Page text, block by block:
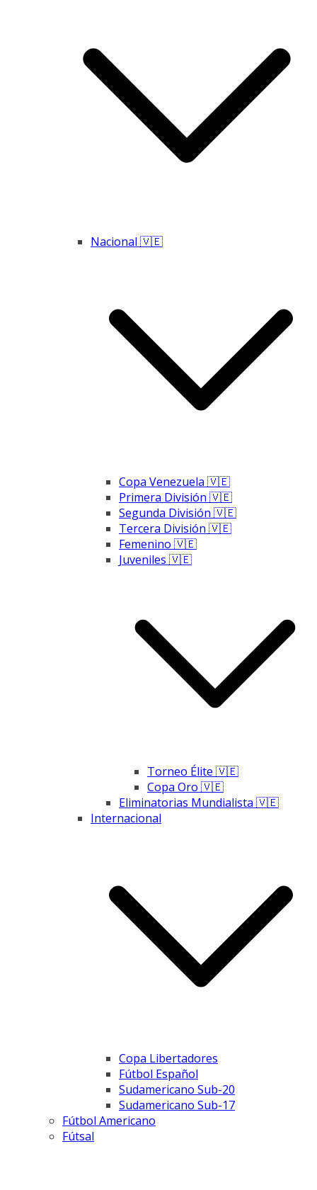
Nacional 🇻🇪
Copa Venezuela 🇻🇪
Primera División 🇻🇪
Segunda División 🇻🇪
Tercera División 🇻🇪
Femenino 🇻🇪
Juveniles 🇻🇪
Torneo Élite 🇻🇪
Copa Oro 🇻🇪
Eliminatorias Mundialista 🇻🇪
Internacional
Copa Libertadores
Fútbol Español
Sudamericano Sub-20
Sudamericano Sub-17
Fútbol Americano
Fútsal